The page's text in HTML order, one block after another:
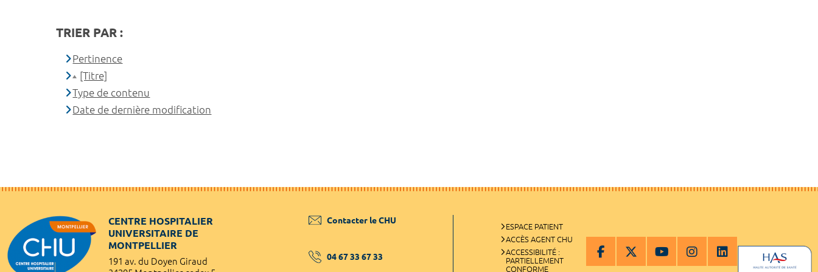
TRIER PAR :
Pertinence
[Titre]
Type de contenu
Date de dernière modification
CENTRE HOSPITALIER
UNIVERSITAIRE DE
MONTPELLIER
191 av. du Doyen Giraud
Contacter le CHU
04 67 33 67 33
ESPACE PATIENT
ACCÈS AGENT CHU
ACCESSIBILITÉ :
PARTIELLEMENT
CONFORME